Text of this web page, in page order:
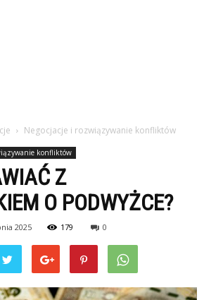
Negocjacje i rozwiązywanie konfliktów
konfliktów
Z
O PODWYŻCE?
2025 179 0